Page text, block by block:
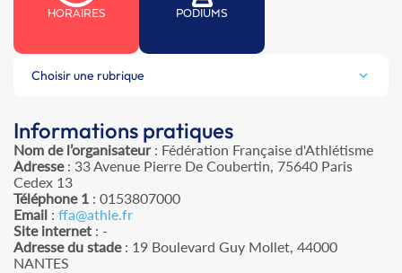
HORAIRES PODIUMS
Choisir une rubrique
Informations pratiques
Nom de l’organisateur: Fédération Française d'Athlétisme
Adresse: 33 Avenue Pierre De Coubertin, 75640 Paris
Cedex 13
Téléphone 1 : 0153807000
Email : ffa@athle.fr
Site internet : -
Adresse du stade: 19 Boulevard Guy Mollet, 44000
NANTES